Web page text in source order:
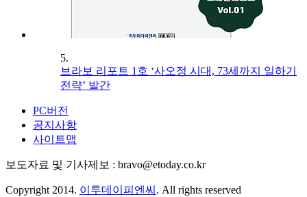
5.
브라보 리포트 1호 ‘사오정 시대, 73세까지 일하기
전략’ 발간
PC버전
공지사항
사이트맵
보도자료 및 기사제보 : bravo@etoday.co.kr
Copyright 2014. 이투데이피엔씨 . All rights reserved